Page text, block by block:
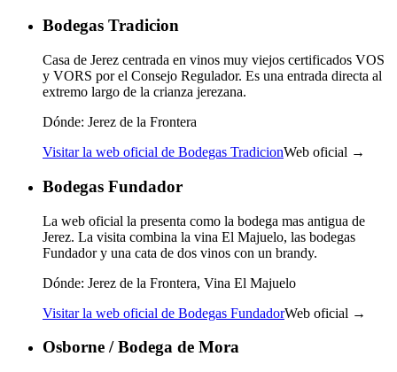
Bodegas Tradicion
Casa de Jerez centrada en vinos muy viejos certificados VOS
y VORS por el Consejo Regulador. Es una entrada directa al
extremo largo de la crianza jerezana.
Dónde: Jerez de la Frontera
Visitar la web oficial de Bodegas TradicionWeb oficial →
Bodegas Fundador
La web oficial la presenta como la bodega mas antigua de
Jerez. La visita combina la vina El Majuelo, las bodegas
Fundador y una cata de dos vinos con un brandy.
Dónde: Jerez de la Frontera, Vina El Majuelo
Visitar la web oficial de Bodegas FundadorWeb oficial →
Osborne / Bodega de Mora